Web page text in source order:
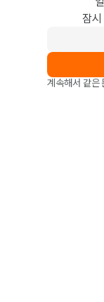
잠
계속해서 같은